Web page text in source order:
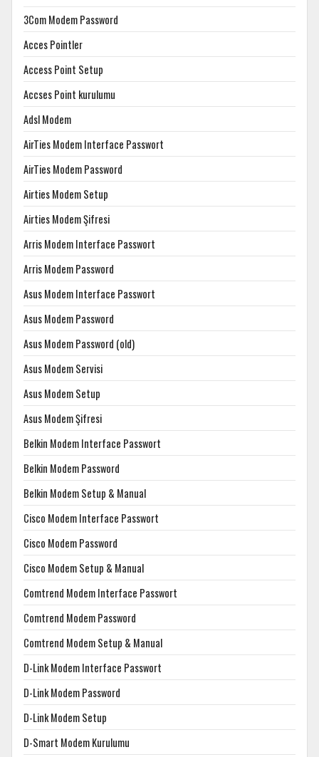
3Com Modem Password
Acces Pointler
Access Point Setup
Accses Point kurulumu
Adsl Modem
AirTies Modem Interface Passwort
AirTies Modem Password
Airties Modem Setup
Airties Modem Şifresi
Arris Modem Interface Passwort
Arris Modem Password
Asus Modem Interface Passwort
Asus Modem Password
Asus Modem Password (old)
Asus Modem Servisi
Asus Modem Setup
Asus Modem Şifresi
Belkin Modem Interface Passwort
Belkin Modem Password
Belkin Modem Setup & Manual
Cisco Modem Interface Passwort
Cisco Modem Password
Cisco Modem Setup & Manual
Comtrend Modem Interface Passwort
Comtrend Modem Password
Comtrend Modem Setup & Manual
D-Link Modem Interface Passwort
D-Link Modem Password
D-Link Modem Setup
D-Smart Modem Kurulumu